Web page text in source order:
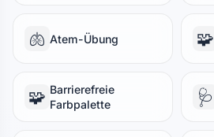
🫁 Atem-Übung 🧩
🧩 Barrierefreie
Farbpalette
🩺